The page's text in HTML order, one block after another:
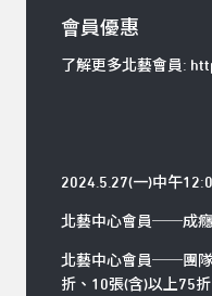
會員優惠
了解更多北藝會員:
2024.5.27(一)中午
北藝中心會員──成癮
北藝中心會員──團隊
折、10張(含)以上75折